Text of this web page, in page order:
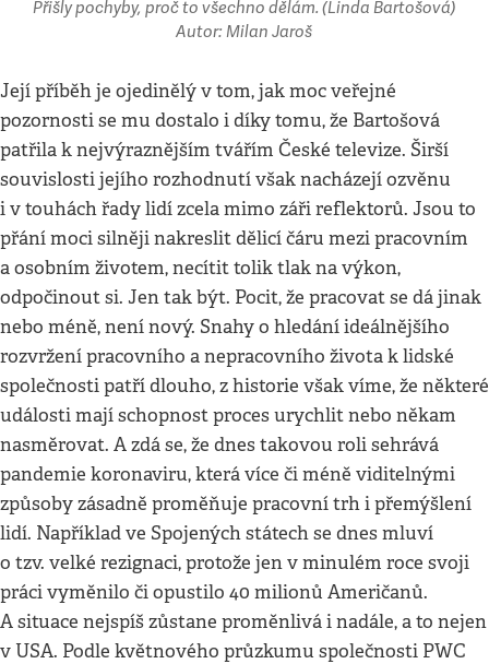
Přišly pochyby, proč to všechno dělám. (Linda Bartošová)
Autor: Milan Jaroš
Její příběh je ojedinělý v tom, jak moc veřejné
pozornosti se mu dostalo i díky tomu, že Bartošová
patřila k nejvýraznějším tvářím České televize. Širší
souvislosti jejího rozhodnutí však nacházejí ozvěnu
i v touhách řady lidí zcela mimo záři reflektorů. Jsou to
přání moci silněji nakreslit dělicí čáru mezi pracovním
a osobním životem, necítit tolik tlak na výkon,
odpočinout si. Jen tak být. Pocit, že pracovat se dá jinak
nebo méně, není nový. Snahy o hledání ideálnějšího
rozvržení pracovního a nepracovního života k lidské
společnosti patří dlouho, z historie však víme, že některé
události mají schopnost proces urychlit nebo někam
nasměrovat. A zdá se, že dnes takovou roli sehrává
pandemie koronaviru, která více či méně viditelnými
způsoby zásadně proměňuje pracovní trh i přemýšlení
lidí. Například ve Spojených státech se dnes mluví
o tzv. velké rezignaci, protože jen v minulém roce svoji
práci vyměnilo či opustilo 40 milionů Američanů.
A situace nejspíš zůstane proměnlivá i nadále, a to nejen
v USA. Podle květnového průzkumu společnosti PWC